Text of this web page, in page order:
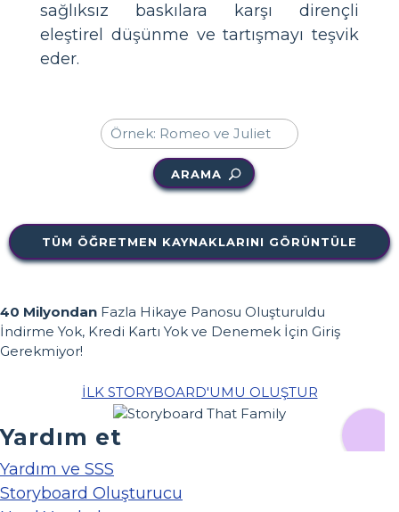
sağlıksız baskılara karşı dirençli
eleştirel düşünme ve tartışmayı teşvik
eder.
ARAMA
TÜM ÖĞRETMEN KAYNAKLARINI GÖRÜNTÜLE
40 Milyondan Fazla Hikaye Panosu Oluşturuldu
İndirme Yok, Kredi Kartı Yok ve Denemek İçin Giriş
Gerekmiyor!
İLK STORYBOARD'UMU OLUŞTUR
Yardım et
Yardım ve SSS
Storyboard Oluşturucu